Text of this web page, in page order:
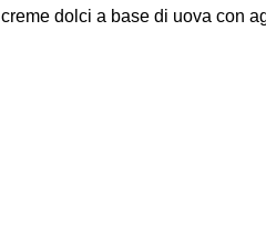
creme dolci a base di uova con